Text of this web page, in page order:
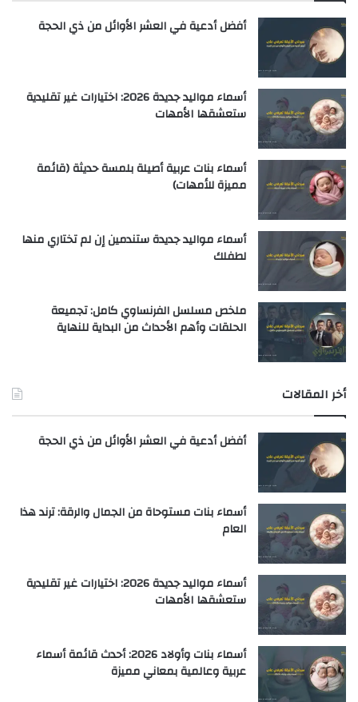
أفضل أدعية في العشر الأوائل من ذي الحجة
أسماء مواليد جديدة 2026: اختيارات غير تقليدية
ستعشقها الأمهات
أسماء بنات عربية أصيلة بلمسة حديثة (قائمة
مميزة للأمهات)
أسماء مواليد جديدة ستندمين إن لم تختاري منها
لطفلك
ملخص مسلسل الفرنساوي كامل: تجميعة
الحلقات وأهم الأحداث من البداية للنهاية
أخر المقالات
أفضل أدعية في العشر الأوائل من ذي الحجة
أسماء بنات مستوحاة من الجمال والرقة: ترند هذا
العام
أسماء مواليد جديدة 2026: اختيارات غير تقليدية
ستعشقها الأمهات
أسماء بنات وأولاد 2026: أحدث قائمة أسماء
عربية وعالمية بمعاني مميزة